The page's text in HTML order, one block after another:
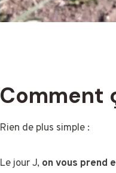
Comment
Rien de plus simple :
Le jour J, on vous prend